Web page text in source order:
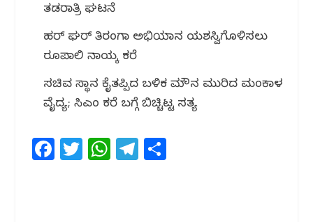
ತಡರಾತ್ರಿ ಘಟನೆ
ಹರ್ ಘರ್ ತಿರಂಗಾ ಅಭಿಯಾನ ಯಶಸ್ವಿಗೊಳಿಸಲು
ರೂಪಾಲಿ ನಾಯ್ಕ ಕರೆ
ಸಚಿವ ಸ್ಥಾನ ಕೈತಪ್ಪಿದ ಬಳಿಕ ಮೌನ ಮುರಿದ ಮಂಕಾಳ
ವೈದ್ಯ; ಸಿಎಂ ಕರೆ ಬಗ್ಗೆ ಬಿಚ್ಚಿಟ್ಟ ಸತ್ಯ
F T W T